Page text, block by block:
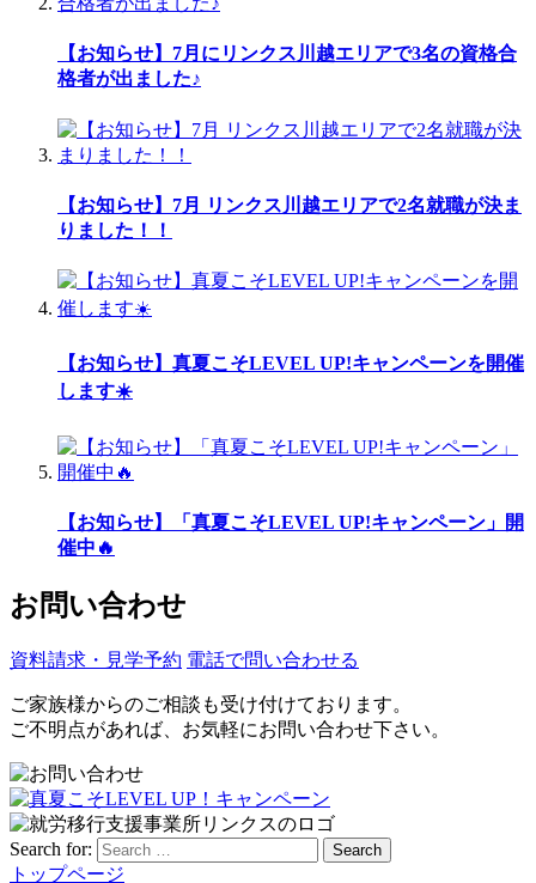
【お知らせ】7月にリンクス川越エリアで3名の資格合
格者が出ました♪
【お知らせ】7月 リンクス川越エリアで2名就職が決ま
りました！！
【お知らせ】真夏こそLEVEL UP!キャンペーンを開催
します☀️
【お知らせ】「真夏こそLEVEL UP!キャンペーン」開
催中🔥
お問い合わせ
資料請求・見学予約 電話で問い合わせる
ご家族様からのご相談も受け付けております。
ご不明点があれば、お気軽にお問い合わせ下さい。
Search for: Search
トップページ